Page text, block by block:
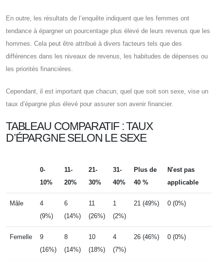
En outre, les résultats de l’enquête indiquent que les femmes ont
tendance à épargner un pourcentage plus élevé de leurs revenus que les
hommes. Cela peut être attribué à divers facteurs tels que des
différences dans les niveaux de revenus, les habitudes de dépenses ou
les priorités financières.
Cependant, il est important que chacun, quel que soit son sexe, vise un
taux d’épargne plus élevé pour assurer son avenir financier.
TABLEAU COMPARATIF : TAUX
D’ÉPARGNE SELON LE SEXE
0-
10%
11-
20%
21-
30%
31-
40%
Plus de
40 %
N'est pas
applicable
Mâle
4
(9%)
6
(14%)
11
(26%)
1
(2%)
21 (49%) 0 (0%)
Femelle
9
(16%)
8
(14%)
10
(18%)
4
(7%)
26 (46%) 0 (0%)